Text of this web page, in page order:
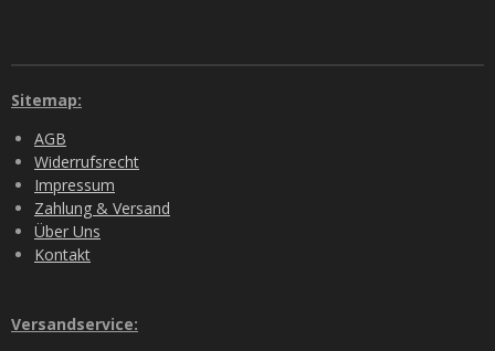
Sitemap:
AGB
Widerrufsrecht
Impressum
Zahlung & Versand
Über Uns
Kontakt
Versandservice: